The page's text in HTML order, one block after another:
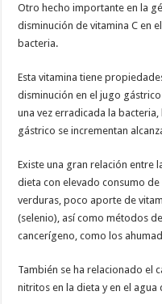
Otro hecho importante en la
disminución de vitamina C en
bacteria.
Esta vitamina tiene
disminución en el jugo
una vez erradicada la
gástrico se incrementan
Existe una gran relación entre
dieta con elevado consumo
verduras, poco aporte de
(selenio), así como métodos
cancerígeno, como los
También se ha relacionado el
nitritos en la dieta y en el agua